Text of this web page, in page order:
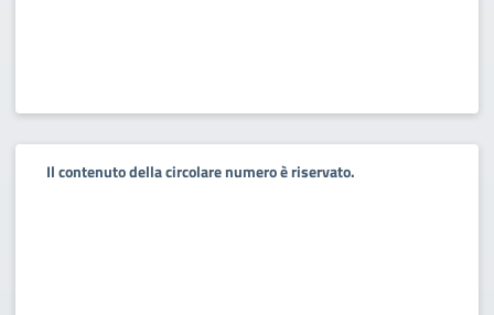
Il contenuto della circolare numero è riservato.